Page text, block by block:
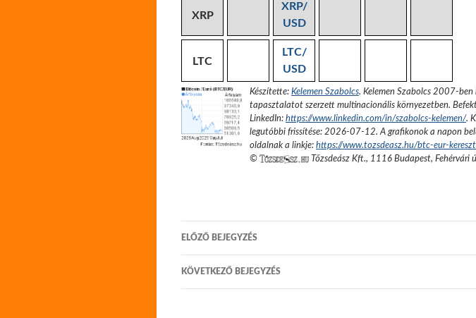
XRP
XRP/
USD
LTC
LTC/
USD
Készítette: Kelemen Szabolcs. Kelemen Szabolcs 2007-
tapasztalatot szerzett multinacionális környezetben.
LinkedIn: https://www.linkedin.com/in/szabolcs-kelemen/.
legutóbbi frissítése: 2026-07-12. A grafikonok a napon
oldalnak a linkje: https://www.tozsdeasz.hu/btc-eur-
©
Tőzsdeász Kft., 1116 Budapest, Fehérvári
Bejegyzés
navigáció
ELŐZŐ BEJEGYZÉS
KÖVETKEZŐ BEJEGYZÉS